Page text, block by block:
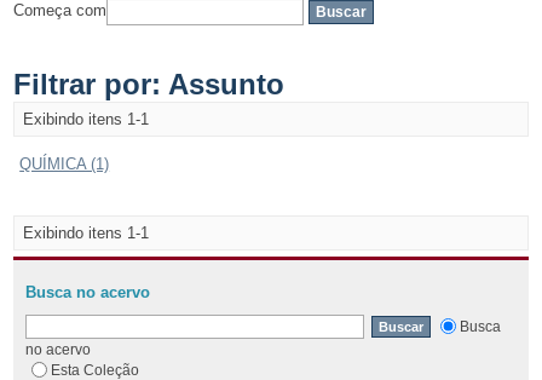
Começa com
Filtrar por: Assunto
Exibindo itens 1-1
QUÍMICA (1)
Exibindo itens 1-1
Busca no acervo
Busca
no acervo
Esta Coleção